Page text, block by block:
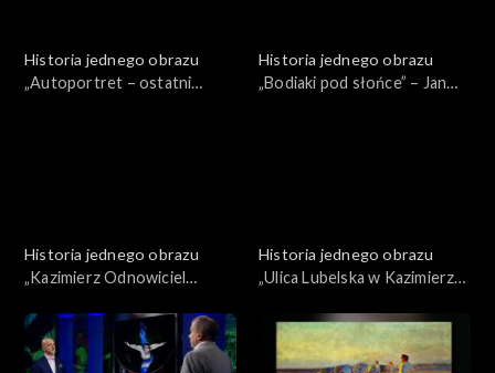
Historia jednego obrazu
„Autoportret – ostatni
Historia jednego obrazu
„Bodiaki pod słońce” – Jan
Historia jednego obrazu
„Kazimierz Odnowiciel
Wojciech Gerson
Historia jednego obrazu
„Ulica Lubelska w Kazimierzu
Ślewiński